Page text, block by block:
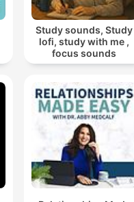
Study sounds, Study
lofi, study with me ,
focus sounds